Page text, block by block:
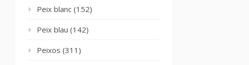
Peix blanc (152)
Peix blau (142)
Peixos (311)